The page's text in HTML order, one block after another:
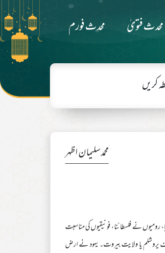
محدث فتویٰ محدث فورم
کریں
محمد سلیمان اظہر
رومیوں نے فلسطائنا، فونیقیوں کی مناسبت
آف یروشلم یا ولایت بیروت۔ یہود نے ارض